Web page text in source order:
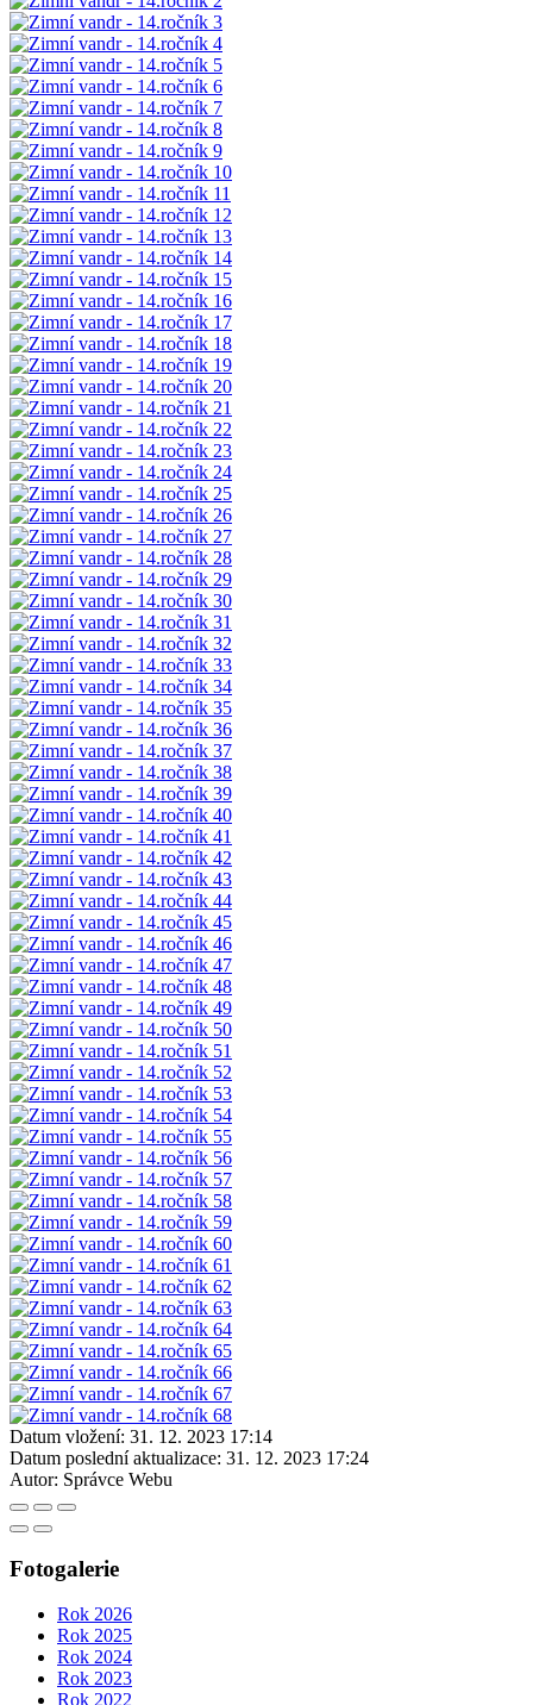
Datum vložení: 31. 12. 2023 17:14
Datum poslední aktualizace: 31. 12. 2023 17:24
Autor: Správce Webu
Fotogalerie
Rok 2026
Rok 2025
Rok 2024
Rok 2023
Rok 2022